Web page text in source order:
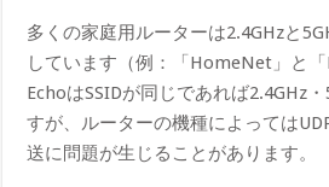
多くの家庭用ルーターは2.4GHzと
しています（例：「HomeNet」と
EchoはSSIDが同じであれば2.4GHz
すが、ルーターの機種によっては
送に問題が生じることがあります。